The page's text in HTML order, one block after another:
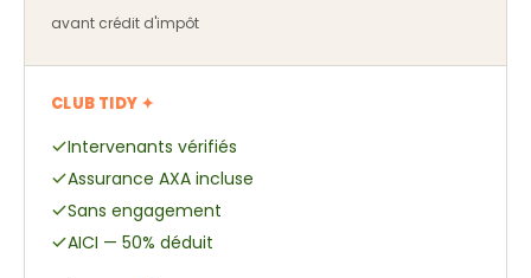
avant crédit d'impôt
CLUB TIDY ✦
Intervenants vérifiés
Assurance AXA incluse
Sans engagement
AICI — 50% déduit